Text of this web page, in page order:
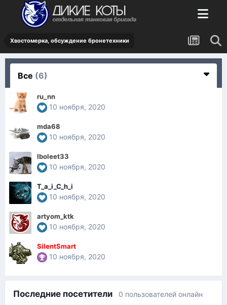
Хвостомерка, обсуждение бронетехники
Все (6)
ru_nn
10 ноября, 2020
mda68
10 ноября, 2020
Iboleet33
10 ноября, 2020
T_a_i_C_h_i
10 ноября, 2020
artyom_ktk
10 ноября, 2020
SilentSmart
10 ноября, 2020
Последние посетители 0 пользователей онлайн